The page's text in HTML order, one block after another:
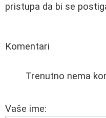
pristupa da bi se
Komentari
Trenutno nema
Vaše ime: